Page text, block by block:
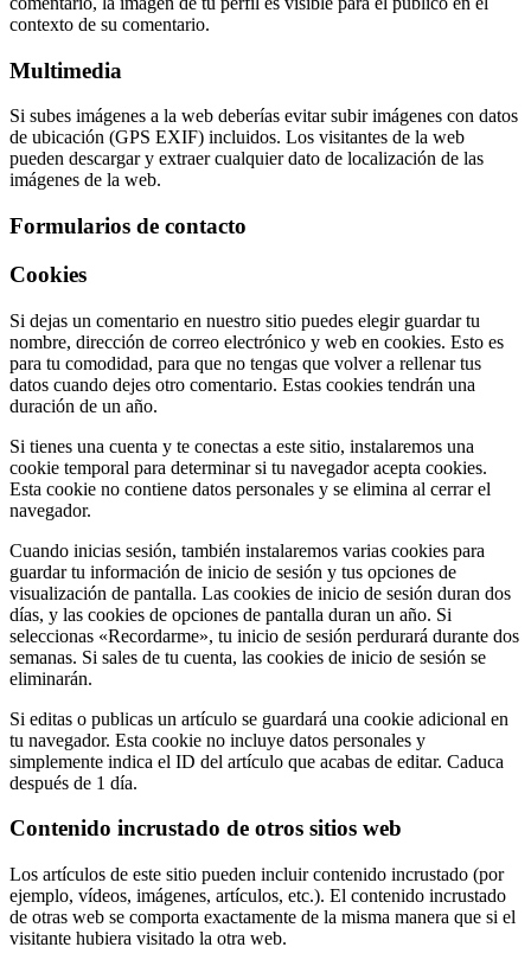
contexto de su comentario.
Multimedia
Si subes imágenes a la web deberías evitar subir imágenes con datos
de ubicación (GPS EXIF) incluidos. Los visitantes de la web
pueden descargar y extraer cualquier dato de localización de las
imágenes de la web.
Formularios de contacto
Cookies
Si dejas un comentario en nuestro sitio puedes elegir guardar tu
nombre, dirección de correo electrónico y web en cookies. Esto es
para tu comodidad, para que no tengas que volver a rellenar tus
datos cuando dejes otro comentario. Estas cookies tendrán una
duración de un año.
Si tienes una cuenta y te conectas a este sitio, instalaremos una
cookie temporal para determinar si tu navegador acepta cookies.
Esta cookie no contiene datos personales y se elimina al cerrar el
navegador.
Cuando inicias sesión, también instalaremos varias cookies para
guardar tu información de inicio de sesión y tus opciones de
visualización de pantalla. Las cookies de inicio de sesión duran dos
días, y las cookies de opciones de pantalla duran un año. Si
seleccionas «Recordarme», tu inicio de sesión perdurará durante dos
semanas. Si sales de tu cuenta, las cookies de inicio de sesión se
eliminarán.
Si editas o publicas un artículo se guardará una cookie adicional en
tu navegador. Esta cookie no incluye datos personales y
simplemente indica el ID del artículo que acabas de editar. Caduca
después de 1 día.
Contenido incrustado de otros sitios web
Los artículos de este sitio pueden incluir contenido incrustado (por
ejemplo, vídeos, imágenes, artículos, etc.). El contenido incrustado
de otras web se comporta exactamente de la misma manera que si el
visitante hubiera visitado la otra web.